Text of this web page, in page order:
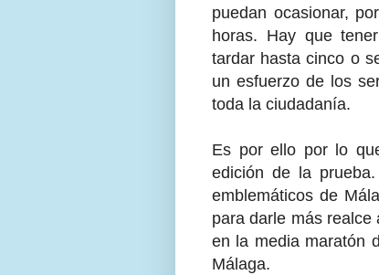
puedan ocasionar,
horas. Hay que
tardar hasta cinco o
un esfuerzo de los
toda la ciudadanía.
Es por ello por lo
edición de la
emblemáticos de
para darle más
en la media maratón
Málaga.